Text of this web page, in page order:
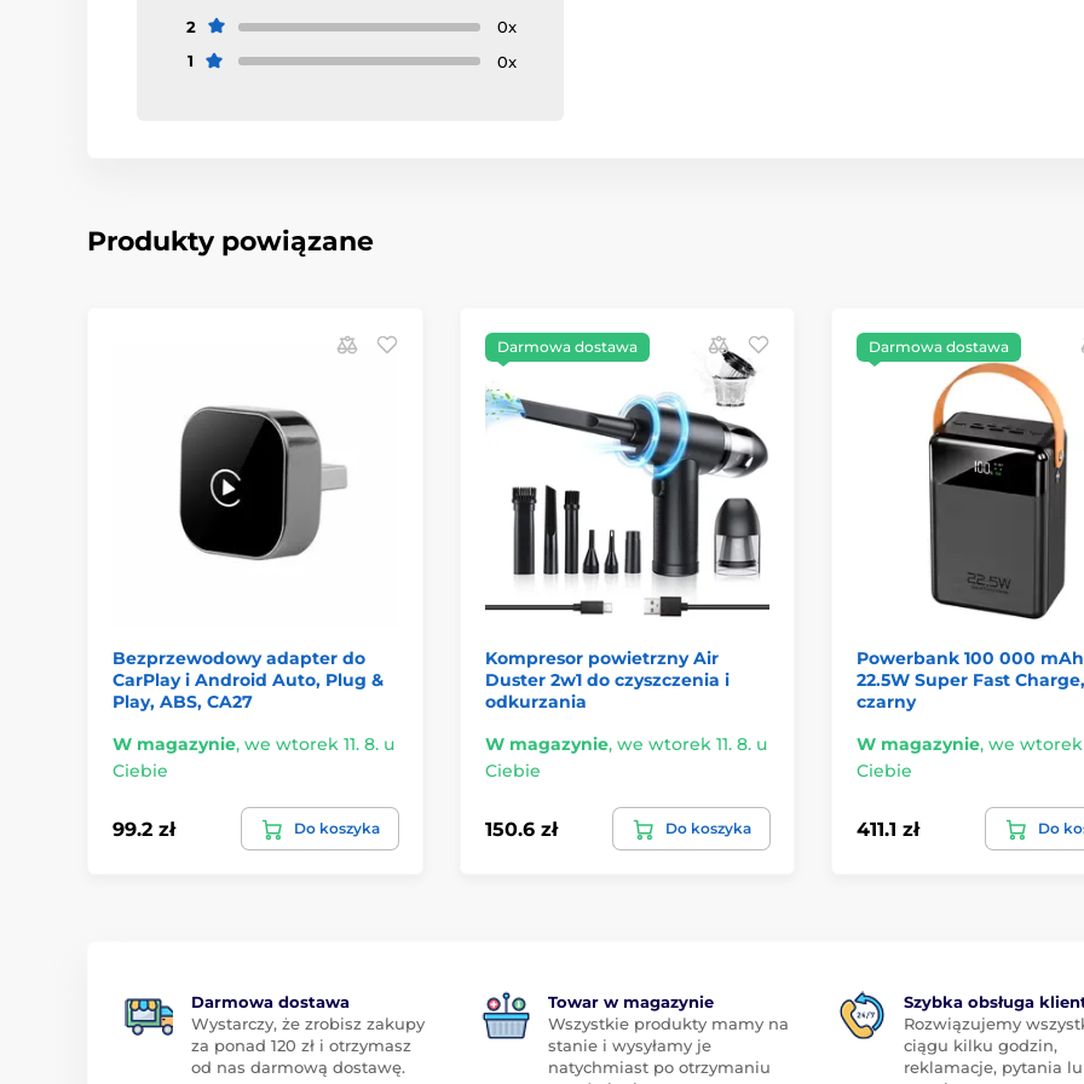
2
0x
1
0x
Produkty powiązane
Bezprzewodowy adapter do
CarPlay i Android Auto, Plug &
Play, ABS, CA27
W magazynie, we wtorek 11. 8. u
Ciebie
99.2 zł Do koszyka
Darmowa dostawa
Kompresor powietrzny Air
Duster 2w1 do czyszczenia i
odkurzania
W magazynie, we wtorek 11. 8. u
Ciebie
150.6 zł Do koszyka
Darmowa dostawa
Powerbank 100 000
22.5W Super Fast Charge,
czarny
W magazynie, we wtorek
Ciebie
411.1 zł Do
Darmowa dostawa
Wystarczy, że zrobisz zakupy
za ponad 120 zł i otrzymasz
od nas darmową dostawę.
Towar w magazynie
Wszystkie produkty mamy na
stanie i wysyłamy je
natychmiast po otrzymaniu
Szybka obsługa
Rozwiązujemy
ciągu kilku godzin,
reklamacje, pytania